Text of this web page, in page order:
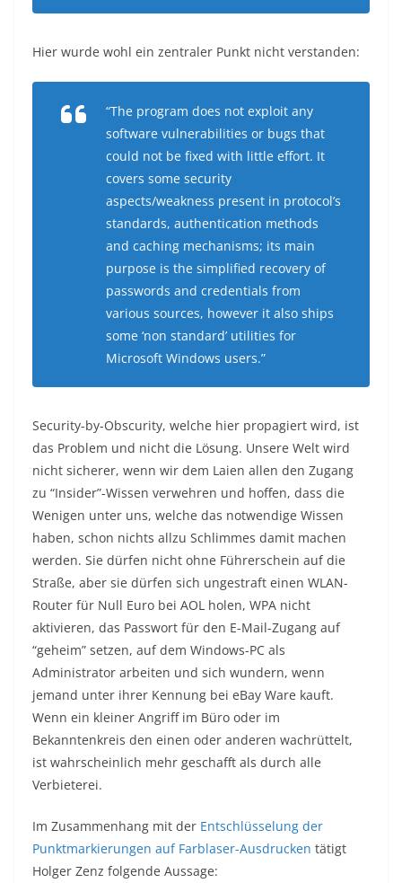
Hier wurde wohl ein zentraler Punkt nicht verstanden:
“The program does not exploit any
software vulnerabilities or bugs that
could not be fixed with little effort. It
covers some security
aspects/weakness present in protocol’s
standards, authentication methods
and caching mechanisms; its main
purpose is the simplified recovery of
passwords and credentials from
various sources, however it also ships
some ‘non standard’ utilities for
Microsoft Windows users.”
Security-by-Obscurity, welche hier propagiert wird, ist
das Problem und nicht die Lösung. Unsere Welt wird
nicht sicherer, wenn wir dem Laien allen den Zugang
zu “Insider”-Wissen verwehren und hoffen, dass die
Wenigen unter uns, welche das notwendige Wissen
haben, schon nichts allzu Schlimmes damit machen
werden. Sie dürfen nicht ohne Führerschein auf die
Straße, aber sie dürfen sich ungestraft einen WLAN-
Router für Null Euro bei AOL holen, WPA nicht
aktivieren, das Passwort für den E-Mail-Zugang auf
“geheim” setzen, auf dem Windows-PC als
Administrator arbeiten und sich wundern, wenn
jemand unter ihrer Kennung bei eBay Ware kauft.
Wenn ein kleiner Angriff im Büro oder im
Bekanntenkreis den einen oder anderen wachrüttelt,
ist wahrscheinlich mehr geschafft als durch alle
Verbieterei.
Im Zusammenhang mit der Entschlüsselung der
Punktmarkierungen auf Farblaser-Ausdrucken tätigt
Holger Zenz folgende Aussage: